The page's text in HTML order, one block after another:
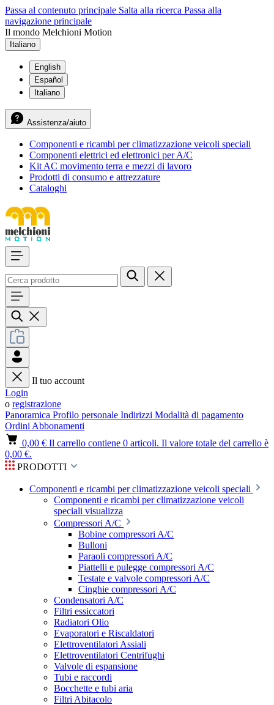
Passa al contenuto principale Salta alla ricerca Passa alla
navigazione principale
Il mondo Melchioni Motion
Italiano
English
Español
Italiano
Assistenza/aiuto
Componenti e ricambi per climatizzazione veicoli speciali
Componenti elettrici ed elettronici per A/C
Kit AC movimento terra e mezzi di lavoro
Prodotti di consumo e attrezzature
Cataloghi
Il tuo account
Login
o registrazione
Panoramica Profilo personale Indirizzi Modalità di pagamento
Ordini Abbonamenti
0,00 € Il carrello contiene 0 articoli. Il valore totale del carrello è
0,00 €.
PRODOTTI
Componenti e ricambi per climatizzazione veicoli speciali
Componenti e ricambi per climatizzazione veicoli
speciali visualizza
Compressori A/C
Bobine compressori A/C
Bulloni
Paraoli compressori A/C
Piattelli e pulegge compressori A/C
Testate e valvole compressori A/C
Cinghie compressori A/C
Condensatori A/C
Filtri essiccatori
Radiatori Olio
Evaporatori e Riscaldatori
Elettroventilatori Assiali
Elettroventilatori Centrifughi
Valvole di espansione
Tubi e raccordi
Bocchette e tubi aria
Filtri Abitacolo